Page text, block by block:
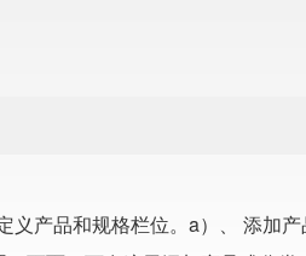
义产品和规格栏位。a）、 添加